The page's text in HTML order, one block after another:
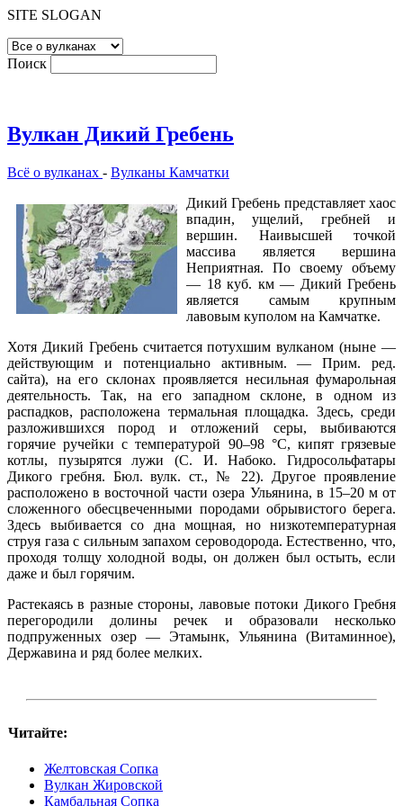
SITE SLOGAN
Поиск
Вулкан Дикий Гребень
Всё о вулканах - Вулканы Камчатки
Дикий Гребень представляет хаос
впадин, ущелий, гребней и
вершин. Наивысшей точкой
массива является вершина
Неприятная. По своему объему
— 18 куб. км — Дикий Гребень
является самым крупным
лавовым куполом на Камчатке.
Хотя Дикий Гребень считается потухшим вулканом (ныне —
действующим и потенциально активным. — Прим. ред.
сайта), на его склонах проявляется несильная фумарольная
деятельность. Так, на его западном склоне, в одном из
распадков, расположена термальная площадка. Здесь, среди
разложившихся пород и отложений серы, выбиваются
горячие ручейки с температурой 90–98 °C, кипят грязевые
котлы, пузырятся лужи (С. И. Набоко. Гидросольфатары
Дикого гребня. Бюл. вулк. ст., № 22). Другое проявление
расположено в восточной части озера Ульянина, в 15–20 м от
сложенного обесцвеченными породами обрывистого берега.
Здесь выбивается со дна мощная, но низкотемпературная
струя газа с сильным запахом сероводорода. Естественно, что,
проходя толщу холодной воды, он должен был остыть, если
даже и был горячим.
Растекаясь в разные стороны, лавовые потоки Дикого Гребня
перегородили долины речек и образовали несколько
подпруженных озер — Этамынк, Ульянина (Витаминное),
Державина и ряд более мелких.
Читайте:
Желтовская Сопка
Вулкан Жировской
Камбальная Сопка